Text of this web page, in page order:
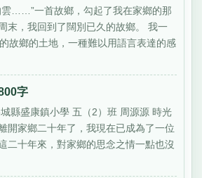
雲……”一首故鄉，勾起了我在家鄉的那
末，我回到了闊別已久的故鄉。 我一
故鄉的土地，一種難以用語言表達的感
字
縣盛康鎮小學 五（2）班 周源源 時光
開家鄉二十年了，我現在已成為了一位
二十年來，對家鄉的思念之情一點也沒